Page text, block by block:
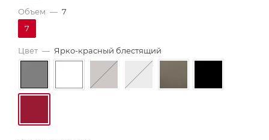
Объем — 7
7
Цвет — Ярко-красный блестящий